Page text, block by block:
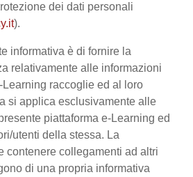
dei dati personali
).
informativa è di fornire la
relativamente alle informazioni
raccoglie ed al loro
si applica esclusivamente alle
piattaforma e-Learning ed
utenti della stessa. La
contenere collegamenti ad altri
di una propria informativa